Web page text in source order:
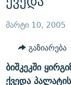
დაბრუნება
ძიებაზე
ᲔᲙᲝᲜᲝᲛᲘᲙᲐ
ᲡᲐᲖᲝᲒᲐᲓᲝᲔᲑᲐ
ᲑᲚᲝᲒᲔᲑᲘ
ᲞᲝᲓᲙᲐᲡᲢᲔᲑᲘ
60 ᲓᲔᲪᲘᲑᲔᲚᲘ
ᲤᲔᲜᲝᲕᲐᲜᲘ - 2.10
ᲗᲥᲕᲔᲜᲘ
ᲞᲠᲝᲔᲥᲢᲔᲑᲘ
მარტი 10, 2005
გაზიარება
ბიშკეკში
ქვედა